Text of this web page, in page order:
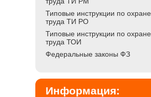
Типовые инструкции по охране
труда ТИ РО
Типовые инструкции по охране
труда ТОИ
Федеральные законы ФЗ
Информация: